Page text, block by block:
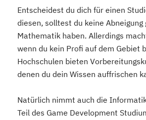
Entscheidest du dich für einen
diesen, solltest du keine Abneigung
Mathematik haben. Allerdings
wenn du kein Profi auf dem Gebiet
Hochschulen bieten
denen du dein Wissen auffrischen
Natürlich nimmt auch die
Teil des Game Development